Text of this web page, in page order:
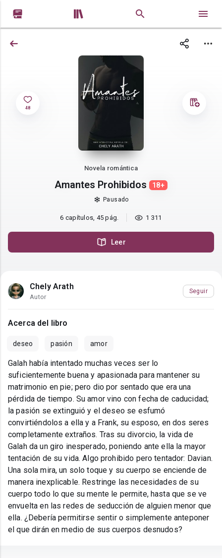
 
48
Novela romántica
Amantes Prohibidos 18+
Pausado
6 capítulos, 45 pág. 1 311
Leer
Chely Arath
Autor
Seguir
Acerca del libro
deseo pasión amor
Galah había intentado muchas veces ser lo
suficientemente buena y apasionada para mantener su
matrimonio en pie; pero dio por sentado que era una
pérdida de tiempo. Su amor vino con fecha de caducidad;
la pasión se extinguió y el deseo se esfumó
convirtiéndolos a ella y a Frank, su esposo, en dos seres
completamente extraños. Tras su divorcio, la vida de
Galah da un giro inesperado, poniendo ante ella la mayor
tentación de su vida. Algo prohibido pero tentador: Davian.
Una sola mira, un solo toque y su cuerpo se enciende de
manera inexplicable. Restringe las necesidades de su
cuerpo todo lo que su mente le permite, hasta que se ve
envuelta en las redes de seducción de alguien menor que
ella. ¿Debería permitirse sentir o simplemente anteponer
el que dirán en medio de sus cuerpos desnudos?